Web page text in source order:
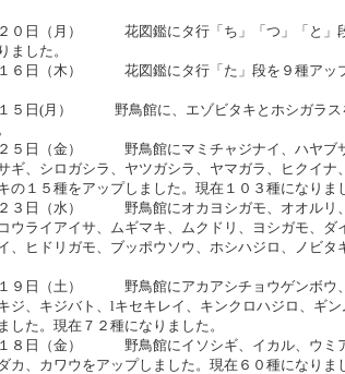
０日（月） 花図鑑にタ行「ち」「つ」「と」段
ました。
１６日（木） 花図鑑にタ行「た」段を９種アッ
１５日(月） 野鳥館に、エゾビタキとホシガラス
２５日（金） 野鳥館にマミチャジナイ、ハヤブ
ギ、シロガシラ、ヤツガシラ、ヤマガラ、ヒクイナ
の１５種をアップしました。現在１０３種になりま
２３日（水） 野鳥館にオカヨシガモ、オオルリ
ウライアイサ、ムギマキ、ムクドリ、ヨシガモ、ダ
、ヒドリガモ、ブッポウソウ、ホシハジロ、ノビタ
１９日（土） 野鳥館にアカアシチョウゲンボウ
ジ、キジバト、lキセキレイ、キンクロハジロ、ギン
した。現在７２種になりました。
１８日（金） 野鳥館にイソシギ、イカル、ウミ
カ、カワウをアップしました。現在６０種になりま